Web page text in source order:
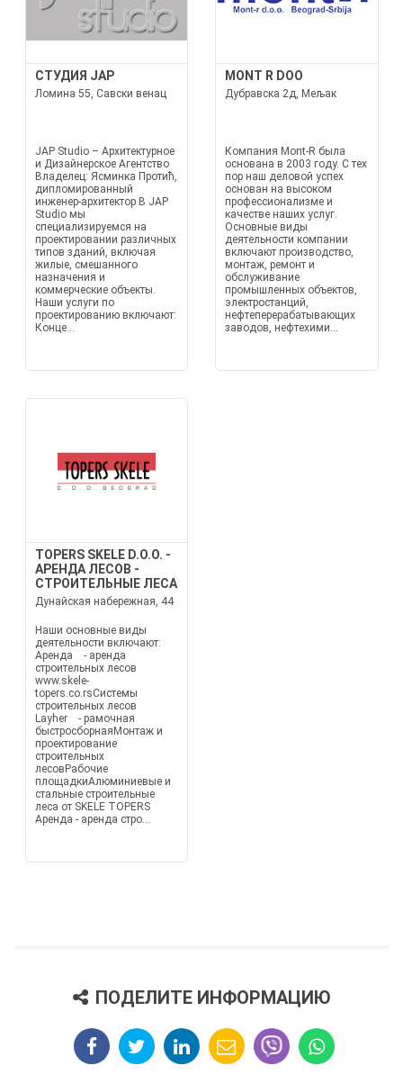
СТУДИЯ JAP
Ломина 55, Савски венац
JAP Studio – Архитектурное
и Дизайнерское Агентство
Владелец: Ясминка Протић,
дипломированный
инженер-архитектор В JAP
Studio мы
специализируемся на
проектировании различных
типов зданий, включая
жилые, смешанного
назначения и
коммерческие объекты.
Наши услуги по
проектированию включают:
Конце...
MONT R DOO
Дубравска 2д, Мељак
Компания Mont-R была
основана в 2003 году. С тех
пор наш деловой успех
основан на высоком
профессионализме и
качестве наших услуг.
Основные виды
деятельности компании
включают производство,
монтаж, ремонт и
обслуживание
промышленных объектов,
электростанций,
нефтеперерабатывающих
заводов, нефтехими...
TOPERS SKELE D.O.O. -
АРЕНДА ЛЕСОВ -
СТРОИТЕЛЬНЫЕ ЛЕСА
Дунайская набережная, 44
Наши основные виды
деятельности включают:
Аренда - аренда
строительных лесов
www.skele-
topers.co.rsСистемы
строительных лесов
Layher - рамочная
быстросборнаяМонтаж и
проектирование
строительных
лесовРабочие
площадкиАлюминиевые и
стальные строительные
леса от SKELE TOPERS
Аренда - аренда стро...
ПОДЕЛИТЕ ИНФОРМАЦИЮ